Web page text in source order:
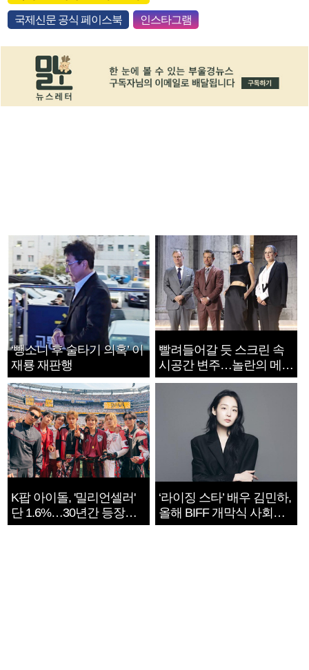
국제신문 공식 페이스북 인스타그램
‘뺑소니 후 술타기 의혹’ 이
재룡 재판행
빨려들어갈 듯 스크린 속
시공간 변주…놀란의 메시
지는 ‘전쟁 속죄’
K팝 아이돌, '밀리언셀러'
단 1.6%…30년간 등장
1182개팀 전수조사
‘라이징 스타’ 배우 김민하,
올해 BIFF 개막식 사회자
확정